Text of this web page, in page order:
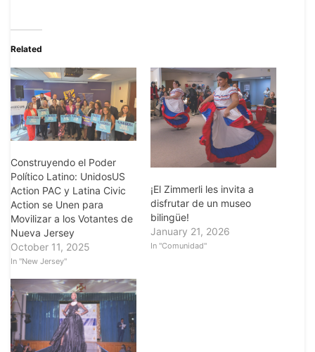
Related
Construyendo el Poder
Político Latino: UnidosUS
Action PAC y Latina Civic
Action se Unen para
Movilizar a los Votantes de
Nueva Jersey
October 11, 2025
In "New Jersey"
¡El Zimmerli les invita a
disfrutar de un museo
bilingüe!
January 21, 2026
In "Comunidad"